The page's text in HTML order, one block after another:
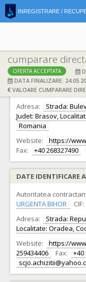
INREGISTRARE /
cumparare
OFERTA ACCEPTATA
DATA FINALIZARE:
VALOARE CUMPARARE
DATE IDENTIFICARE
Ofertant: S.C.
Adresa:
Strada:
Judet: Brasov,
Romania
Website:
https://
Fax:
+40 268327490
DATE IDENTIFICARE
Autoritatea
URGENTA BIHOR
CIF:
Adresa:
Strada:
Localitate: Oradea,
Website:
https://
259434406
Fax: +40